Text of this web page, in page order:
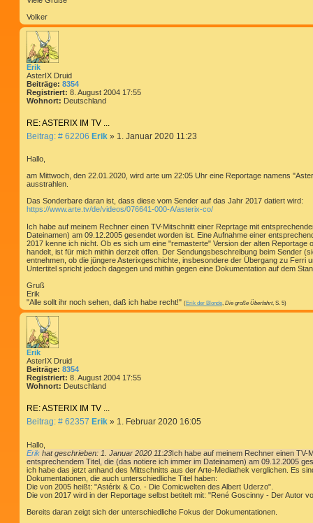
Volker
Erik
AsterIX Druid
Beiträge: 8354
Registriert: 8. August 2004 17:55
Wohnort: Deutschland
RE: ASTERIX IM TV ...
Beitrag: # 62206 B
r
g
Erik » 1. Januar 2020 11:23
Hallo,
am Mittwoch, den 22.01.2020, wird arte um 22:05 Uhr eine Reportage namens
ausstrahlen.
Das Sonderbare daran ist, dass diese vom Sender auf das Jahr 2017 datiert wird:
https://www.arte.tv/de/videos/076641-000-A/asterix-co/
Ich habe auf meinem Rechner einen TV-Mitschnitt einer Reprtage mit
Dateinamen) am 09.12.2005 gesendet worden ist. Eine Aufnahme einer
2017 kenne ich nicht. Ob es sich um eine "remasterte" Version der alten Reportage
handelt, ist für mich mithin derzeit offen. Der Sendungsbeschreibung beim Sender
entnehmen, ob die jüngere Asterixgeschichte, insbesondere der Übergang zu Ferri
Untertitel spricht jedoch dagegen und mithin gegen eine Dokumentation auf dem
Gruß
Erik
"Alle sollt ihr noch sehen, daß ich habe recht!" (Erik der Blonde, Die große Überfahrt, S. 5)
Erik
AsterIX Druid
Beiträge: 8354
Registriert: 8. August 2004 17:55
Wohnort: Deutschland
RE: ASTERIX IM TV ...
Beitrag: # 62357 B
t
r
a
g
Erik » 1. Februar 2020 16:05
Hallo,
Erik hat geschrieben: 1. Januar 2020 11:23Ich habe auf meinem Rechner einen TV-
entsprechendem Titel, die (das notiere ich immer im Dateinamen) am 09.12.2005
ich habe das jetzt anhand des Mittschnitts aus der Arte-Mediathek verglichen. Es
Dokumentationen, die auch unterschiedliche Titel haben:
Die von 2005 heißt: "Astérix & Co. - Die Comicwelten des Albert Uderzo".
Die von 2017 wird in der Reportage selbst betitelt mit: "René Goscinny - Der Autor
Bereits daran zeigt sich der unterschiedliche Fokus der Dokumentationen.